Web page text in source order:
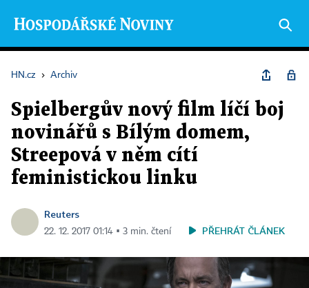
HN.cz › Archiv
Spielbergův nový film líčí boj
novinářů s Bílým domem,
Streepová v něm cítí
feministickou linku
Reuters
22. 12. 2017 01:14 ▪ 3 min. čtení PŘEHRÁT ČLÁNEK